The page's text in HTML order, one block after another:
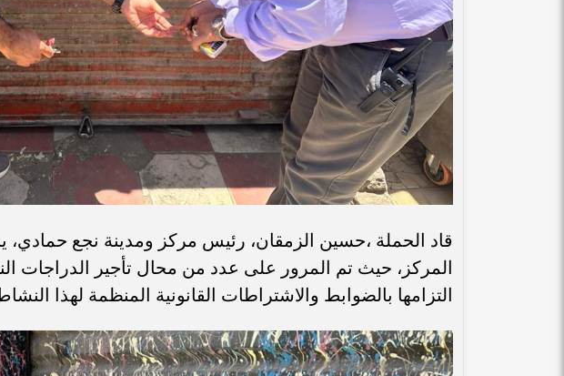
قاد الحملة ،حسين الزمقان، رئيس مركز ومدينة نجع
المركز، حيث تم المرور على عدد من محال تأجير الدراجات
التزامها بالضوابط والاشتراطات القانونية المنظمة لهذا